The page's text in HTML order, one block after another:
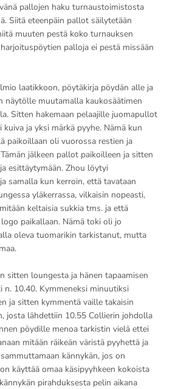
pallojen haku turnaustoimistosta
Siitä eteenpäin pallot säilytetään
muuten pestä koko turnauksen
palloja ei pestä missään
laatikkoon, pöytäkirja pöydän alle ja
näytölle muutamalla kaukosäätimen
Sitten hakemaan pelaajille juomapullot
ja yksi märkä pyyhe. Nämä kun
paikoillaan oli vuorossa restien ja
jälkeen pallot paikoilleen ja sitten
esittäytymään. Zhou löytyi
samalla kun kerroin, että tavataan
yläkerrassa, vilkaisin nopeasti,
keltaisia sukkia tms. ja että
paikallaan. Nämä toki oli jo
oleva tuomarikin tarkistanut, mutta
sitten loungesta ja hänen tapaamisen
n. 10.40. Kymmeneksi minuutiksi
ja sitten kymmentä vaille takaisin
josta lähdettiin 10.55 Collierin johdolla
pöydille menoa tarkistin vielä ettei
mitään räikeän väristä pyyhettä ja
kännykän, jos on
käyttää omaa käsipyyhkeen kokoista
pirahduksesta pelin aikana